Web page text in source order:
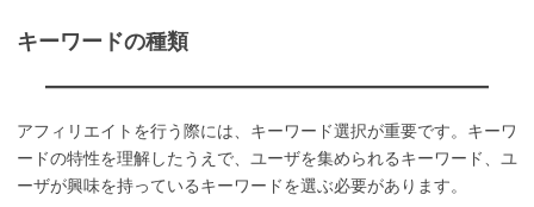
キーワードの種類
アフィリエイトを行う際には、キーワード選択が重要です。キーワ
ードの特性を理解したうえで、ユーザを集められるキーワード、ユ
ーザが興味を持っているキーワードを選ぶ必要があります。